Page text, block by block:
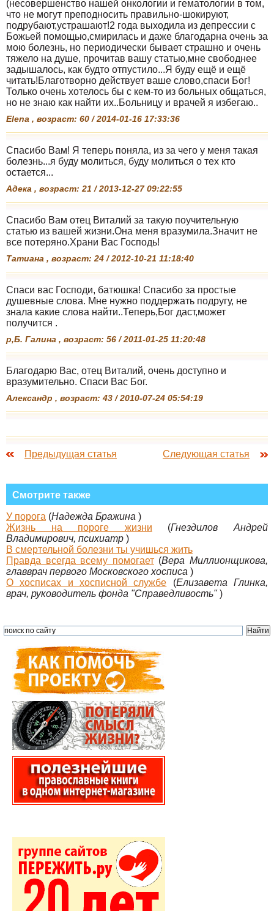
(несовершенство нашей онкологии и гематологии в том,
что не могут преподносить правильно-шокируют,
подрубают,устрашают!2 года выходила из депрессии с
Божьей помощью,смирилась и даже благодарна очень за
мою болезнь, но периодически бывает страшно и очень
тяжело на душе, прочитав вашу статью,мне свободнее
задышалось, как будто отпустило...Я буду ещё и ещё
читать!Благотворно действует ваше слово,спаси Бог!
Только очень хотелось бы с кем-то из больных общаться,
но не знаю как найти их..Больницу и врачей я избегаю..
Elena , возраст: 60 / 2014-01-16 17:33:36
Спасибо Вам! Я теперь поняла, из за чего у меня такая
болезнь...я буду молиться, буду молиться о тех кто
остается...
Адека , возраст: 21 / 2013-12-27 09:22:55
Спасибо Вам отец Виталий за такую поучительную
статью из вашей жизни.Она меня вразумила.Значит не
все потеряно.Храни Вас Господь!
Татиана , возраст: 24 / 2012-10-21 11:18:40
Спаси вас Господи, батюшка! Спасибо за простые
душевные слова. Мне нужно поддержать подругу, не
знала какие слова найти..Теперь,Бог даст,может
получится .
р,Б. Галина , возраст: 56 / 2011-01-25 11:20:48
Благодарю Вас, отец Виталий, очень доступно и
вразумительно. Спаси Вас Бог.
Александр , возраст: 43 / 2010-07-24 05:54:19
Предыдущая статья Следующая статья
Смотрите также
У порога (Надежда Бражина )
Жизнь на пороге жизни (Гнездилов Андрей
Владимирович, психиатр )
В смертельной болезни ты учишься жить
Правда всегда всему помогает(Вера Миллионщикова,
главврач первого Московского хосписа )
О хосписах и хосписной службе (Елизавета Глинка,
врач, руководитель фонда "Справедливость")